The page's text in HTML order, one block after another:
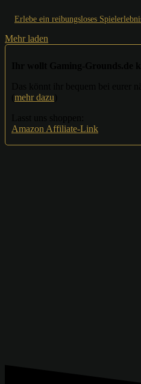
Erlebe ein reibungsloses
Mehr laden
mehr dazu
Amazon Affiliate-Link